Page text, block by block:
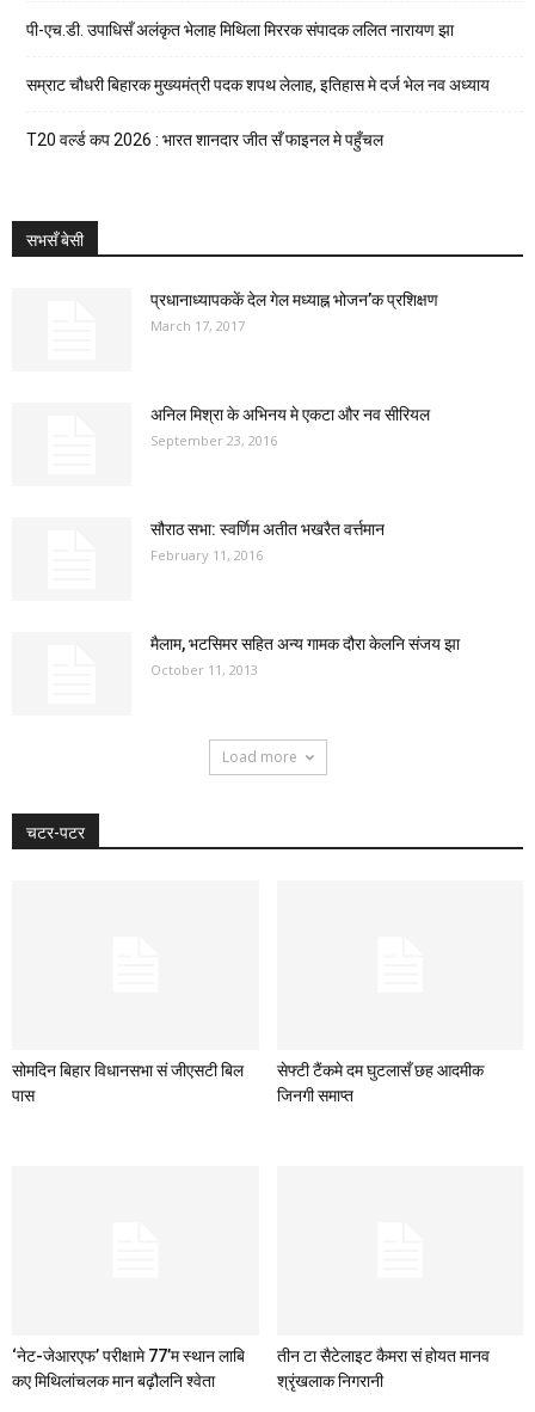
पी-एच.डी. उपाधिसँ अलंकृत भेलाह मिथिला मिररक संपादक ललित नारायण झा
सम्राट चौधरी बिहारक मुख्यमंत्री पदक शपथ लेलाह, इतिहास मे दर्ज भेल नव अध्याय
T20 वर्ल्ड कप 2026 : भारत शानदार जीत सँ फाइनल मे पहुँचल
सभसँ बेसी
प्रधानाध्यापककें देल गेल मध्याह्न भोजन’क प्रशिक्षण
March 17, 2017
अनिल मिश्रा के अभिनय मे एकटा और नव सीरियल
September 23, 2016
सौराठ सभा: स्वर्णिम अतीत भखरैत वर्त्तमान
February 11, 2016
मैलाम, भटसिमर सहित अन्य गामक दौरा केलनि संजय झा
October 11, 2013
Load more
चटर-पटर
सोमदिन बिहार विधानसभा सं जीएसटी बिल
पास
सेफ्टी टैंकमे दम घुटलासँ छह आदमीक
जिनगी समाप्त
‘नेट-जेआरएफ’ परीक्षामे 77’म स्थान लाबि
कए मिथिलांचलक मान बढ़ौलनि श्वेता
तीन टा सैटेलाइट कैमरा सं होयत मानव
श्रृंखलाक निगरानी